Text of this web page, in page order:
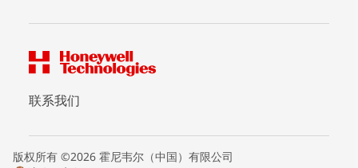
联系我们
版权所有 ©2026 霍尼韦尔（中国）有限公司